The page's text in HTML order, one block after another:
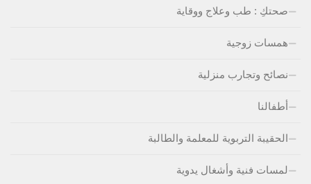
صحتكِ : طب وعلاج ووقاية
همسات زوجية
نصائح وتجارب منزلية
أطفالنا
الحقيبة التربوية للمعلمة والطالبة
لمسات فنية وأشغال يدوية